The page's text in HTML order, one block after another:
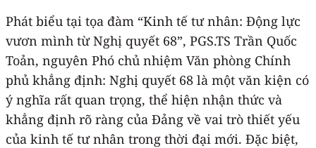
Phát biểu tại tọa đàm “Kinh tế tư nhân: Động lực
vươn mình từ Nghị quyết 68”, PGS.TS Trần Quốc
Toản, nguyên Phó chủ nhiệm Văn phòng Chính
phủ khẳng định: Nghị quyết 68 là một văn kiện có
ý nghĩa rất quan trọng, thể hiện nhận thức và
khẳng định rõ ràng của Đảng về vai trò thiết yếu
của kinh tế tư nhân trong thời đại mới. Đặc biệt,